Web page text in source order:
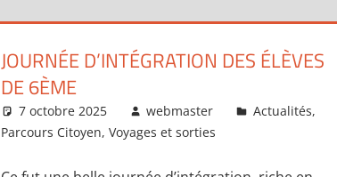
JOURNÉE D’INTÉGRATION DES ÉLÈVES
DE 6ÈME
7 octobre 2025 webmaster Actualités,
Parcours Citoyen, Voyages et sorties